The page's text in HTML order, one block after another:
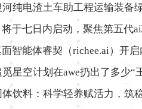
纯电渣土车助工程运输装备
于七日内启动，聚焦第五代
智能体睿契（richee.ai）开
星空计划在awe扔出了多少“
饮料：科学轻养赋活力，筑